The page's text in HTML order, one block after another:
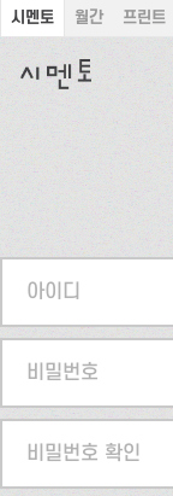
시멘토 월간 프린트
아이디
비밀번호
비밀번호 확인